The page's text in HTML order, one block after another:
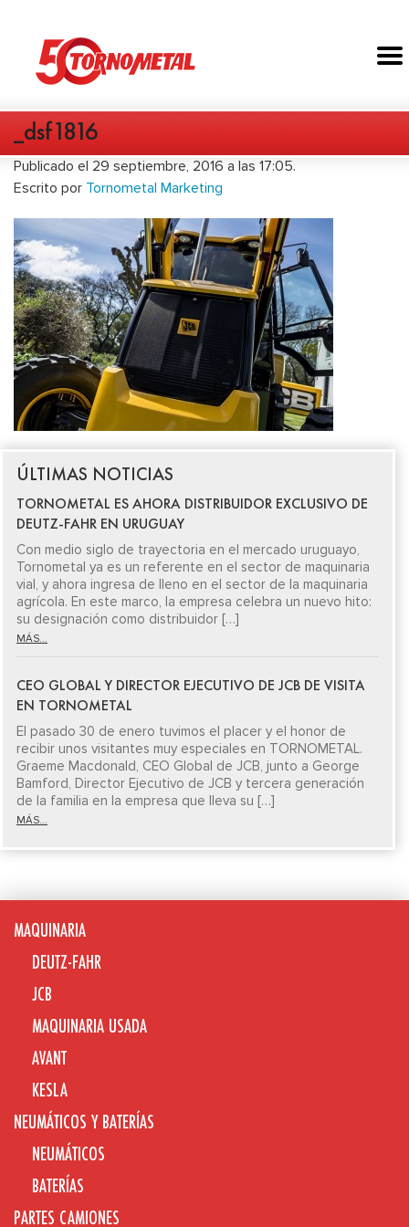
_dsf1816
Publicado el 29 septiembre, 2016 a las 17:05.
Escrito por Tornometal Marketing
ÚLTIMAS NOTICIAS
TORNOMETAL ES AHORA DISTRIBUIDOR EXCLUSIVO DE
DEUTZ-FAHR EN URUGUAY
Con medio siglo de trayectoria en el mercado uruguayo,
Tornometal ya es un referente en el sector de maquinaria
vial, y ahora ingresa de lleno en el sector de la maquinaria
agrícola. En este marco, la empresa celebra un nuevo hito:
su designación como distribuidor […]
MÁS...
CEO GLOBAL Y DIRECTOR EJECUTIVO DE JCB DE VISITA
EN TORNOMETAL
El pasado 30 de enero tuvimos el placer y el honor de
recibir unos visitantes muy especiales en TORNOMETAL.
Graeme Macdonald, CEO Global de JCB, junto a George
Bamford, Director Ejecutivo de JCB y tercera generación
de la familia en la empresa que lleva su […]
MÁS...
MAQUINARIA
DEUTZ-FAHR
JCB
MAQUINARIA USADA
AVANT
KESLA
NEUMÁTICOS Y BATERÍAS
NEUMÁTICOS
BATERÍAS
PARTES CAMIONES